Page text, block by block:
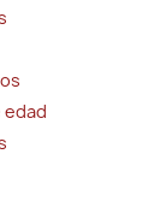
edad